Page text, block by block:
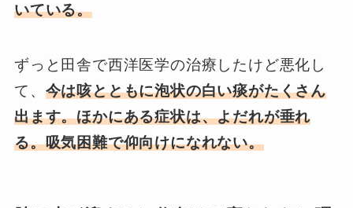
いている。
ずっと田舎で西洋医学の治療したけど悪化し
て、 今は咳とともに泡状の白い痰がたくさん
出ます。ほかにある症状は、よだれが垂れ
る。吸気困難で仰向けになれない。